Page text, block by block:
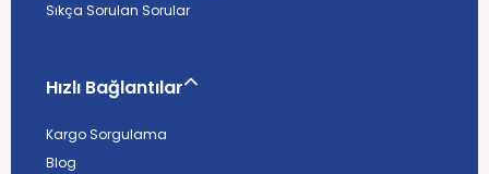
Sıkça Sorulan Sorular
Hızlı Bağlantılar
Kargo Sorgulama
Blog